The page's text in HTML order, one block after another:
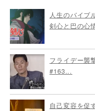
人生のバイブ
剣心と巴の心
フライデー襲
#163...
自己変容を促